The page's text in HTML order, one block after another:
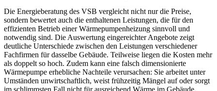
Die Energieberatung des VSB vergleicht nicht nur die Preise,
sondern bewertet auch die enthaltenen Leistungen, die für den
effizienten Betrieb einer Wärmepumpenheizung sinnvoll und
notwendig sind. Die Auswertung eingereichter Angebote zeigt
deutliche Unterschiede zwischen den Leistungen verschiedener
Fachfirmen für dasselbe Gebäude. Teilweise liegen die Kosten mehr
als doppelt so hoch. Zudem kann eine falsch dimensionierte
Wärmepumpe erhebliche Nachteile verursachen: Sie arbeitet unter
Umständen unwirtschaftlich, weist frühzeitig Mängel auf oder sorgt